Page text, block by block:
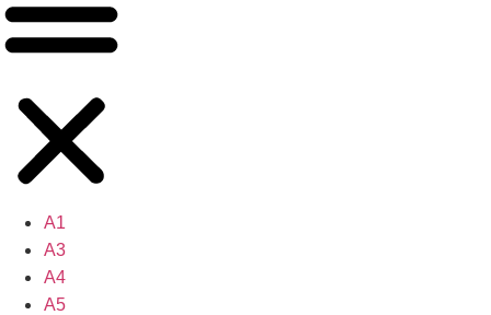
A1
A3
A4
A5